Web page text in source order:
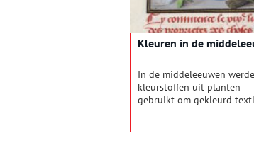
Kleuren in de
In de middeleeuwen
kleurstoffen uit planten
gebruikt om gekleurd